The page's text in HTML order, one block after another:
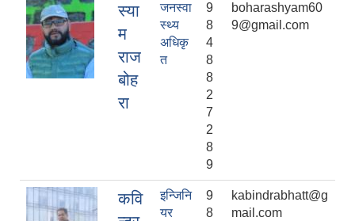
स्या
म
राज
बोह
रा
जनस्वा
स्थ्य
अधिकृ
त
9
8
4
8
8
2
7
2
8
9
boharashyam60
9@gmail.com
कवि
इन्जिनि
यर
9
8
kabindrabhatt@g
mail.com